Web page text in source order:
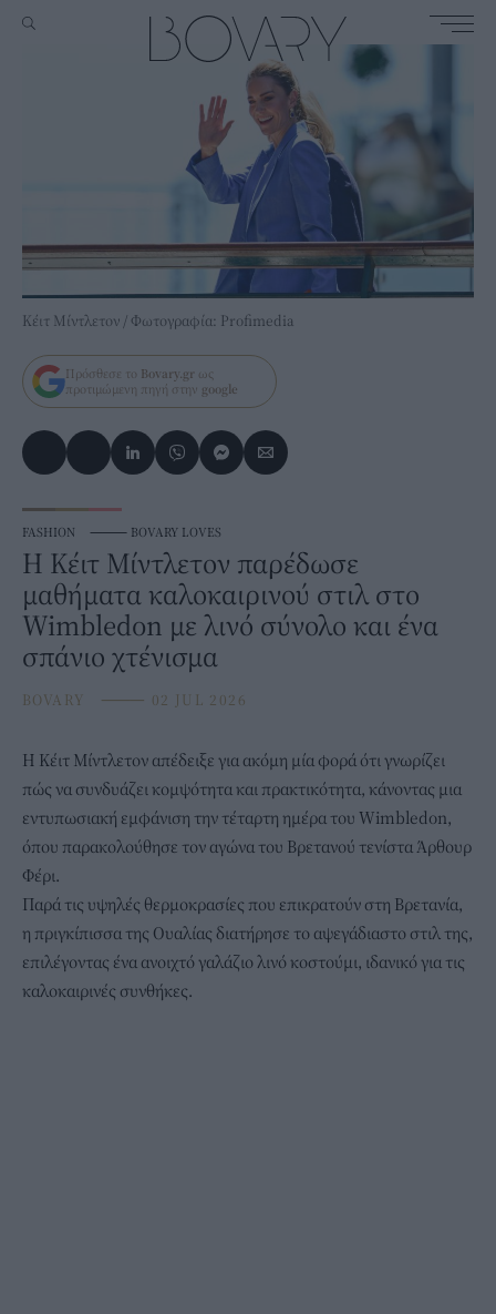
Κέιτ Μίντλετον / Φωτογραφία: Profimedia
Πρόσθεσε το Bovary.gr ως
προτιμώμενη πηγή στην google
FASHION ⸻ BOVARY LOVES
Η Κέιτ Μίντλετον παρέδωσε
μαθήματα καλοκαιρινού στιλ στο
Wimbledon με λινό σύνολο και ένα
σπάνιο χτένισμα
BOVARY ⸻ 02 JUL 2026
Η Κέιτ Μίντλετον απέδειξε για ακόμη μία φορά ότι γνωρίζει
πώς να συνδυάζει κομψότητα και πρακτικότητα, κάνοντας μια
εντυπωσιακή εμφάνιση την τέταρτη ημέρα του Wimbledon,
όπου παρακολούθησε τον αγώνα του Βρετανού τενίστα Άρθουρ
Φέρι.
Παρά τις υψηλές θερμοκρασίες που επικρατούν στη Βρετανία,
η πριγκίπισσα της Ουαλίας διατήρησε το αψεγάδιαστο στιλ της,
επιλέγοντας ένα ανοιχτό γαλάζιο λινό κοστούμι, ιδανικό για τις
καλοκαιρινές συνθήκες.